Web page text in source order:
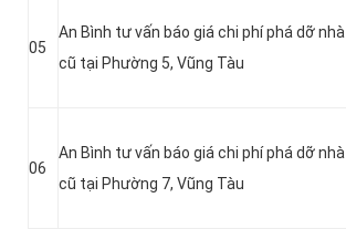
05
An Bình tư vấn báo giá chi phí phá dỡ nhà
cũ tại Phường 5, Vũng Tàu
06
An Bình tư vấn báo giá chi phí phá dỡ nhà
cũ tại Phường 7, Vũng Tàu